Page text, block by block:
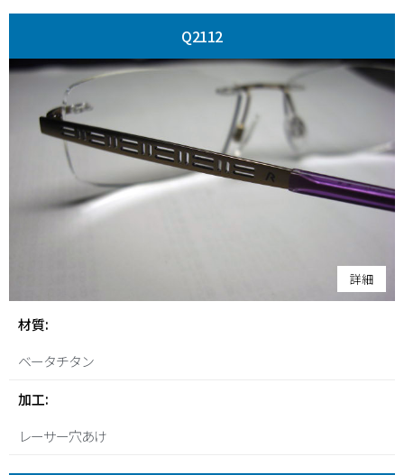
Q2112
詳細
材質:
ベータチタン
加工:
レーサー穴あけ